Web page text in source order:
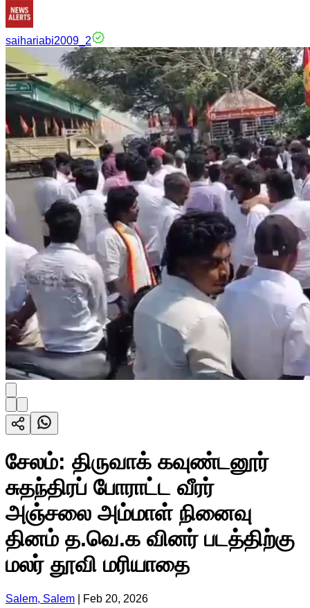
saihariabi2009_2
சேலம்: திருவாக் கவுண்டனூர்
சுதந்திரப் போராட்ட வீரர்
அஞ்சலை அம்மாள் நினைவு
தினம் த.வெ.க வினர் படத்திற்கு
மலர் தூவி மரியாதை
Salem, Salem Feb 20, 2026